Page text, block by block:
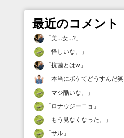
最近のコメント
「美…女…? 」
「怪しいな。
」
「抗菌とはw 」
「本当にボケてどうすんだ笑
「マジ酷いな。
」
「 ロナウジーニョ 」
「 もう見なくなった。
」
「サル 」